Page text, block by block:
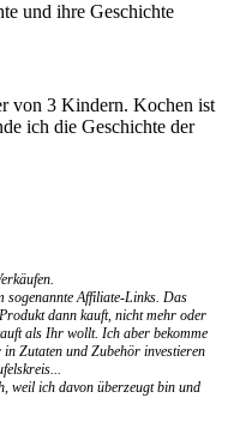
und ihre Geschichte
von 3 Kindern. Kochen ist
ich die Geschichte der
sogenannte Affiliate-Links. Das
dann kauft, nicht mehr oder
als Ihr wollt. Ich aber bekomme
Zutaten und Zubehör investieren
weil ich davon überzeugt bin und